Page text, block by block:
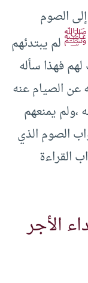
الصوم
ﷺلم يبتدئهم
فهذا سأله
عن الصيام عنه
،ولم يمنعهم
الصوم الذي
القراءة
الأجر